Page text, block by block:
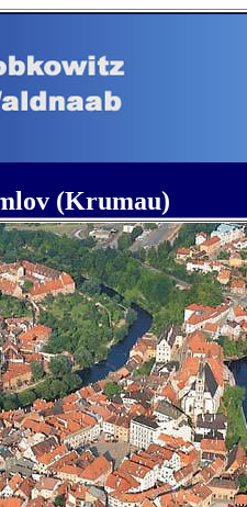
(Krumau)